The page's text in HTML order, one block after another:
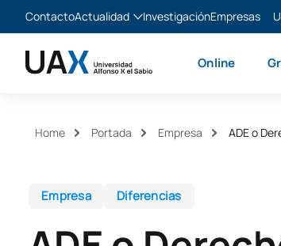
ContactoActualidad
Noticias
InvestigaciónEmpresas
XTART
Online
Home Portada Empresa ADE o
Empresa Diferencias